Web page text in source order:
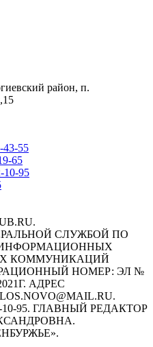
район, п.
43-55
65
10-95
СЛУЖБОЙ ПО
ИНФОРМАЦИОННЫХ
КОММУНИКАЦИЙ
НОМЕР: ЭЛ №
АДРЕС
10-95. ГЛАВНЫЙ РЕДАКТОР